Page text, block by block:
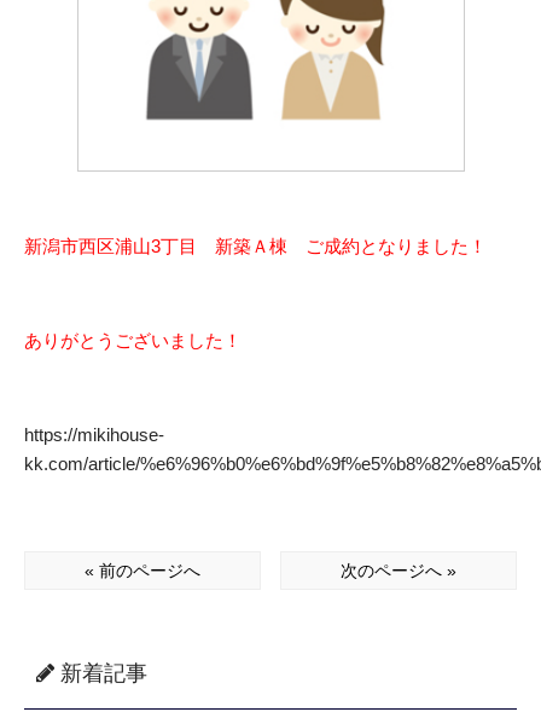
新潟市西区浦山3丁目 新築Ａ棟 ご成約となりました！
ありがとうございました！
https://mikihouse-
kk.com/article/
« 前のページへ 次のページへ »
新着記事